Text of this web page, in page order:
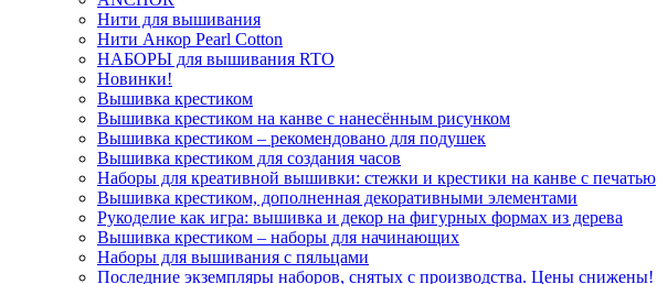
Нити для вышивания
Нити Анкор Pearl Cotton
НАБОРЫ для вышивания RTO
Новинки!
Вышивка крестиком
Вышивка крестиком на канве с нанесённым рисунком
Вышивка крестиком – рекомендовано для подушек
Вышивка крестиком для создания часов
Наборы для креативной вышивки: стежки и крестики на канве с печатью
Вышивка крестиком, дополненная декоративными элементами
Рукоделие как игра: вышивка и декор на фигурных формах из дерева
Вышивка крестиком – наборы для начинающих
Наборы для вышивания с пяльцами
Последние экземпляры наборов, снятых с производства. Цены снижены!